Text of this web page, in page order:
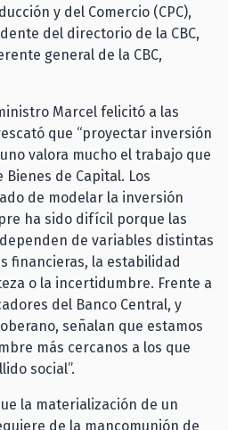
y del Comercio (CPC),
del directorio de la CBC,
general de la CBC,
Marcel felicitó a las
que “proyectar inversión
valora mucho el trabajo que
de Capital. Los
de modelar la inversión
ha sido difícil porque las
de variables distintas
financieras, la estabilidad
o la incertidumbre. Frente a
del Banco Central, y
señalan que estamos
más cercanos a los que
social”.
la materialización de un
de la mancomunión de